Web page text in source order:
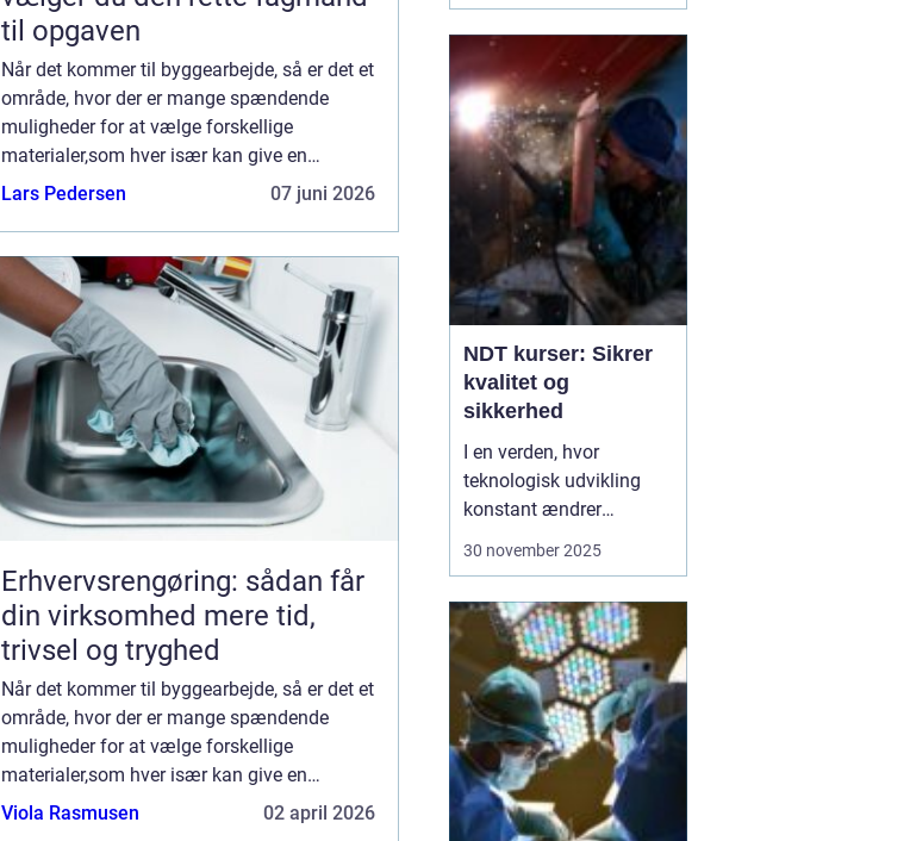
til opgaven
Når det kommer til byggearbejde, så er det et
område, hvor der er mange spændende
muligheder for at vælge forskellige
materialer,som hver især kan give en
bygning et unikt udtryk. Nogle af de
Lars Pedersen 07 juni 2026
Erhvervsrengøring: sådan får
din virksomhed mere tid,
trivsel og tryghed
Når det kommer til byggearbejde, så er det et
område, hvor der er mange spændende
muligheder for at vælge forskellige
materialer,som hver især kan give en
bygning et unikt udtryk. Nogle af de
Viola Rasmusen 02 april 2026
fødevareproduktion,
pharma og marine. Når
tanke ikke bliver gjort
ordentli...
NDT kurser: Sikrer
kvalitet og
sikkerhed
I en verden, hvor
teknologisk udvikling
konstant ændrer
industristandarder, bliver
Ikke-destruktiv testning,
eller NDT, er en metode,
der anvendes til at
evaluere egenskaberne
ved et materiale, ...
30 november 2025